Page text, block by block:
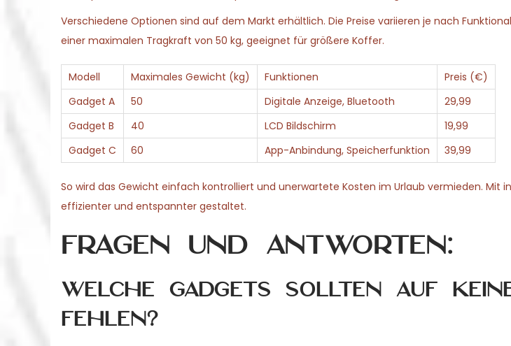
Verschiedene Optionen sind auf dem Markt erhältlich. Die Preise variieren je nach
einer maximalen Tragkraft von 50 kg, geeignet für größere Koffer.
Modell Maximales Gewicht (kg) Funktionen
Preis (€)
Gadget A
50 Digitale Anzeige, Bluetooth
29,99
Gadget B
40 LCD Bildschirm
19,99
Gadget C
60 App-Anbindung, Speicherfunktion 39,99
So wird das Gewicht einfach kontrolliert und unerwartete Kosten im Urlaub vermieden. Mit
effizienter und entspannter gestaltet.
Fragen und Antworten:
Welche Gadgets sollten auf
fehlen?